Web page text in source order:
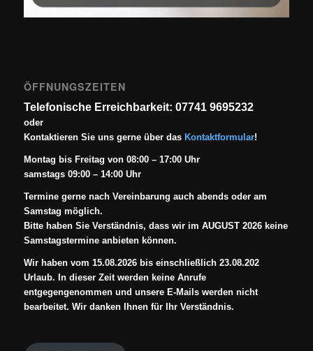
ÖFFNUNGSZEITEN
Telefonische Erreichbarkeit: 07741 9695232
oder
Kontaktieren Sie uns gerne über das Kontaktformular!
Montag bis Freitag von 08:00 – 17:00 Uhr
samstags 09:00 – 14:00 Uhr
Termine gerne nach Vereinbarung auch abends oder am
Samstag möglich.
Bitte haben Sie Verständnis, dass wir im AUGUST 2026 keine
Samstagstermine anbieten können.
Wir haben vom 15.08.2026 bis einschließlich 23.08.202
Urlaub. In dieser Zeit werden keine Anrufe
entgegengenommen und unsere E-Mails werden nicht
bearbeitet. Wir danken Ihnen für Ihr Verständnis.